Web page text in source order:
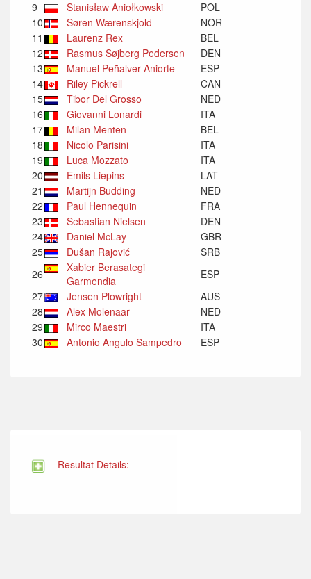
9
Stanisław Aniołkowski
POL
10
Søren Wærenskjold
NOR
11
Laurenz Rex
BEL
12
Rasmus Søjberg Pedersen
DEN
13
Manuel Peñalver Aniorte
ESP
14
Riley Pickrell
CAN
15
Tibor Del Grosso
NED
16
Giovanni Lonardi
ITA
17
Milan Menten
BEL
18
Nicolo Parisini
ITA
19
Luca Mozzato
ITA
20
Emils Liepins
LAT
21
Martijn Budding
NED
22
Paul Hennequin
FRA
23
Sebastian Nielsen
DEN
24
Daniel McLay
GBR
25
Dušan Rajović
SRB
26
Xabier Berasategi
Garmendia
ESP
27
Jensen Plowright
AUS
28
Alex Molenaar
NED
29
Mirco Maestri
ITA
30
Antonio Angulo Sampedro ESP
Resultat Details: